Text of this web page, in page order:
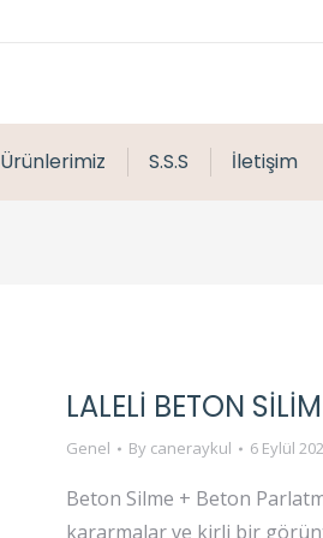
Ürünlerimiz S.S.S İletişim
LALELİ BETON
Genel By caneraykul 6 Eylül
Beton Silme + Beton
kararmalar ve kirli bir